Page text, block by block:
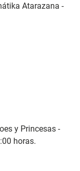
Atarazana -
y Princesas -
horas.